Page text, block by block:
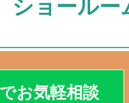
ショールー
お気軽相談